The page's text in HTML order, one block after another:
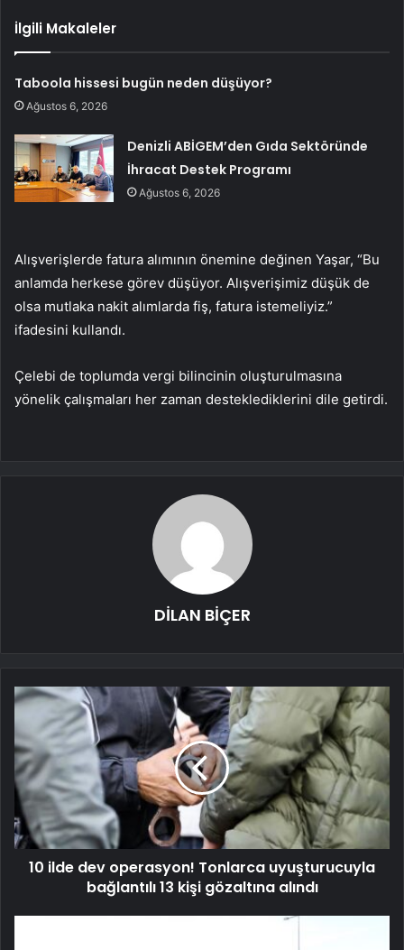
İlgili Makaleler
Taboola hissesi bugün neden düşüyor?
Ağustos 6, 2026
Denizli ABİGEM’den Gıda Sektöründe
İhracat Destek Programı
Ağustos 6, 2026
Alışverişlerde fatura alımının önemine değinen Yaşar, “Bu
anlamda herkese görev düşüyor. Alışverişimiz düşük de
olsa mutlaka nakit alımlarda fiş, fatura istemeliyiz.”
ifadesini kullandı.
Çelebi de toplumda vergi bilincinin oluşturulmasına
yönelik çalışmaları her zaman desteklediklerini dile getirdi.
DİLAN BİÇER
10 ilde dev operasyon! Tonlarca uyuşturucuyla
bağlantılı 13 kişi gözaltına alındı